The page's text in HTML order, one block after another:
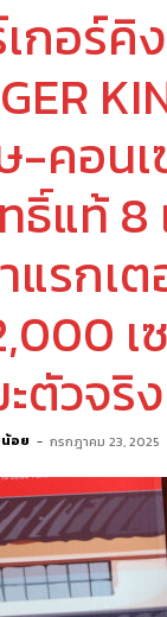
เกอร์
-คอน
ธิ์แท้ 8
แรกเ
เ
ตัวจริง
น้อย - กรกฎาคม 23, 2025